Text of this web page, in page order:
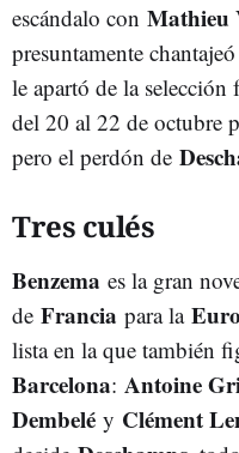
escándalo con Mathieu
presuntamente
le apartó de la selección
del 20 al 22 de octubre
pero el perdón de
Tres culés
Benzema es la gran
de Francia para la
lista en la que también
Barcelona: Antoine
Dembelé y Clément